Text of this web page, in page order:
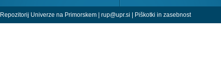
Repozitorij Univerze na Primorskem | rup@upr.si | Piškotki in zasebnost